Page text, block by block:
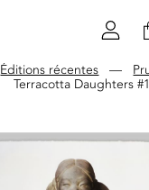
Éditions récentes —
Terracotta Daughters #1